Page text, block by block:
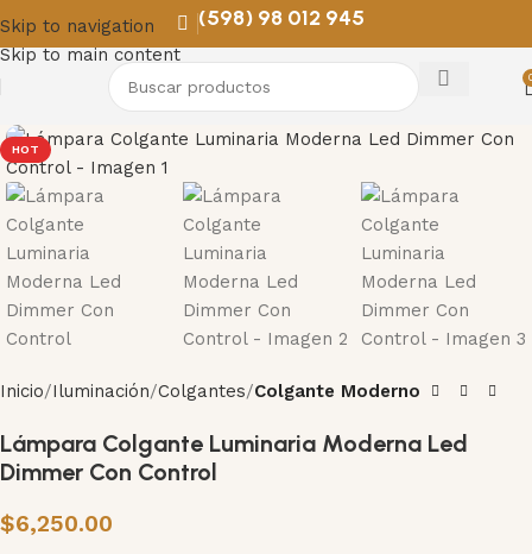
Skip to navigation
Skip to main content
(598) 98 012 945
HOT
Inicio Iluminación Colgantes Colgante Moderno
Lámpara Colgante Luminaria Moderna Led
Dimmer Con Control
$6,250.00